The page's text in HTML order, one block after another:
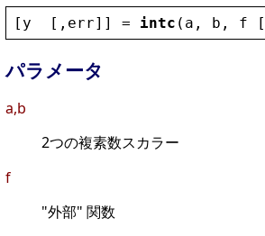
[ y
  [,
err]] = intc ( a , b , f
パラメータ
a,b
2つの複素数スカラー
f
"外部" 関数